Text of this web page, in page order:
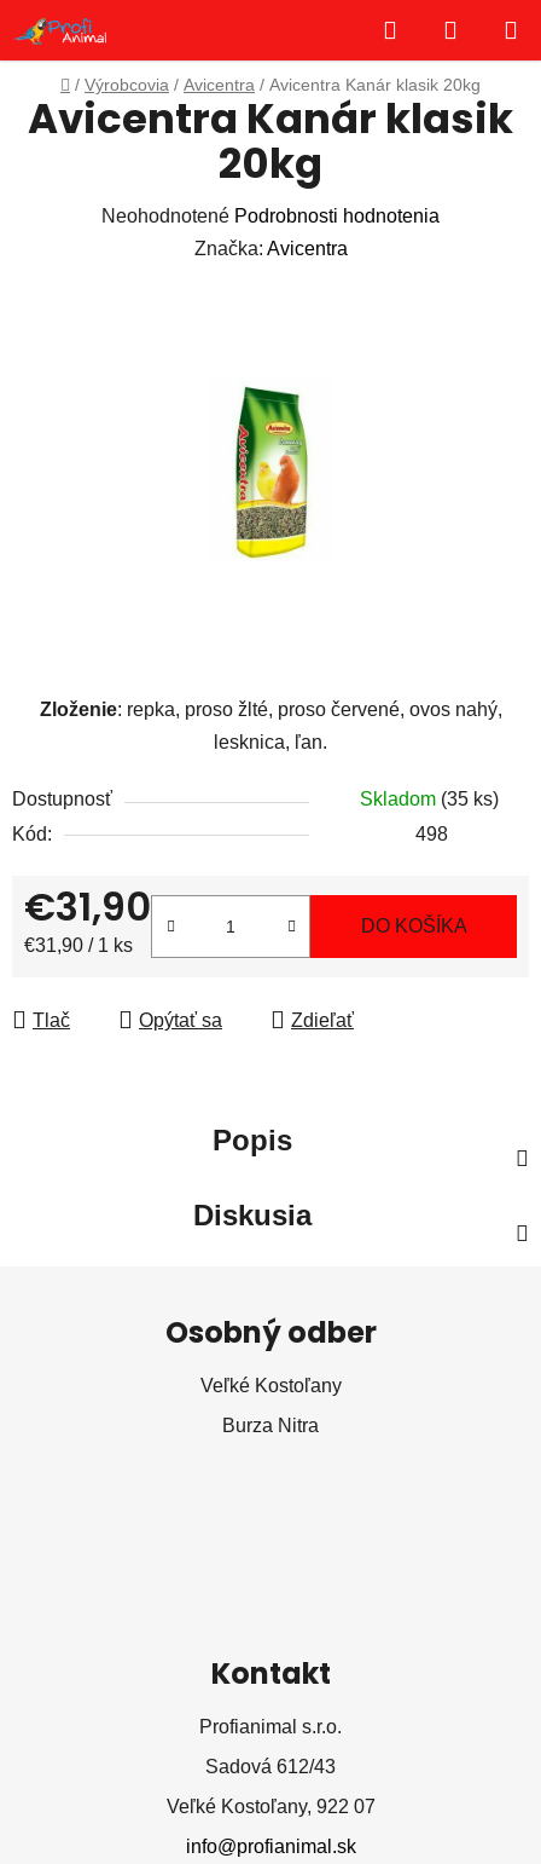
obsah
Hľadať
KOŠÍK
Domov
/ Výrobcovia / Avicentra / Avicentra Kanár klasik 20kg
Zloženie: repka, proso žlté, proso červené, ovos nahý,
lesknica, ľan.
Dostupnosť Skladom (35 ks)
Kód:
498
€31,90
Jednotková cena:
€31,90 / 1 ks
DO KOŠÍKA
Tlač Opýtať sa Zdieľať
Avicentra Kanár klasik
20kg
Priemerné
hodnotenie
Neohodnotené Podrobnosti hodnotenia
Značka: Avicentra
Popis
Diskusia
Osobný odber
Veľké Kostoľany
Burza Nitra
Kontakt
Profianimal s.r.o.
Sadová 612/43
Veľké Kostoľany, 922 07
info@profianimal.sk